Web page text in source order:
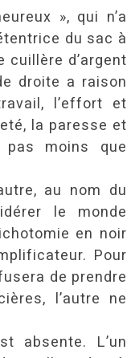
», qui n’a
du sac à
d’argent
droite a raison
l’effort et
la paresse et
pas moins que
au nom du
le monde
en noir
Pour
de prendre
l’autre ne
absente. L’un